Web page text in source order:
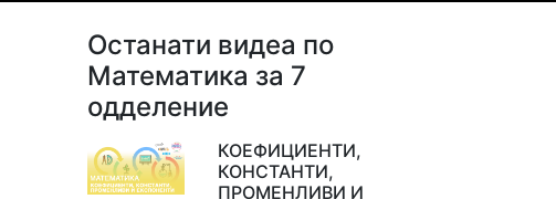
Останати видеа по
Математика за 7
одделение
КОЕФИЦИЕНТИ,
КОНСТАНТИ,
ПРОМЕНЛИВИ И